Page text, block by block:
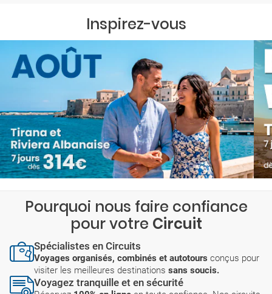
Inspirez-vous
Pourquoi nous faire confiance
pour votre Circuit
Spécialistes en Circuits
Voyages organisés, combinés et autotours conçus pour
visiter les meilleures destinations sans soucis.
Voyagez tranquille et en sécurité